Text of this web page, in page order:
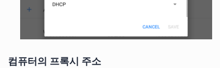
컴퓨터의 프록시 주소